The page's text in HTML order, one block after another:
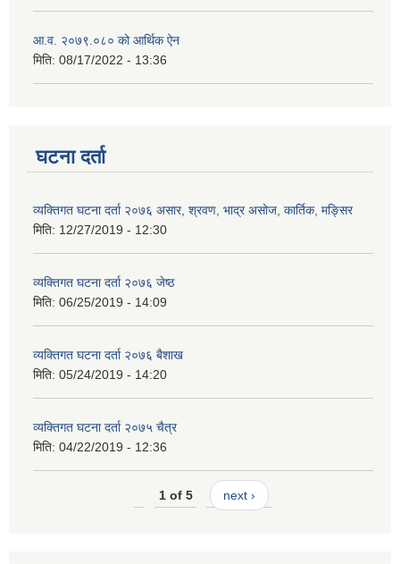
आ.व. २०७९.०८० को आर्थिक ऐन
मिति: 08/17/2022 - 13:36
घटना दर्ता
व्यक्तिगत घटना दर्ता २०७६ असार, श्रवण, भाद्र असोज, कार्तिक, मङ्सिर
मिति: 12/27/2019 - 12:30
व्यक्तिगत घटना दर्ता २०७६ जेष्ठ
मिति: 06/25/2019 - 14:09
व्यक्तिगत घटना दर्ता २०७६ बैशाख
मिति: 05/24/2019 - 14:20
व्यक्तिगत घटना दर्ता २०७५ चैत्र
मिति: 04/22/2019 - 12:36
1 of 5 next ›